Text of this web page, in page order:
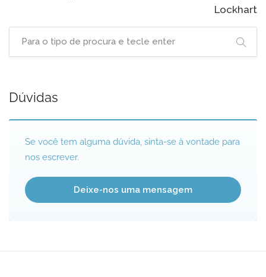
Lockhart
Dúvidas
Se você tem alguma dúvida, sinta-se à vontade para
nos escrever.
Deixe-nos uma mensagem